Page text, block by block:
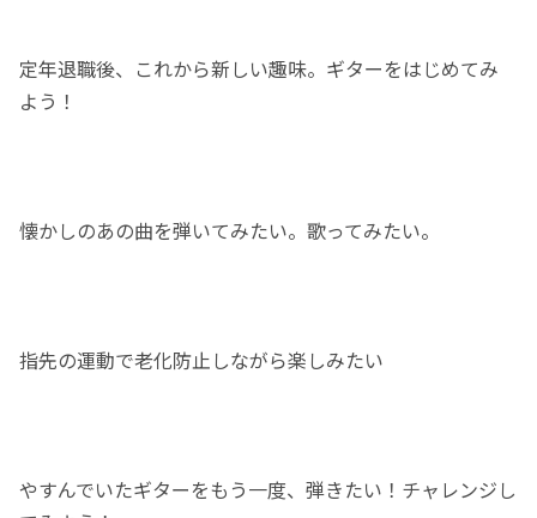
定年退職後、これから新しい趣味。ギターをはじめてみ
よう！
懐かしのあの曲を弾いてみたい。歌ってみたい。
指先の運動で老化防止しながら楽しみたい
やすんでいたギターをもう一度、弾きたい！チャレンジし